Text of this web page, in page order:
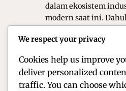
dalam ekosistem
modern saat ini.
televisi atau tribun
We respect your privacy
Cookies help us improve
deliver personalized
traffic. You can choose